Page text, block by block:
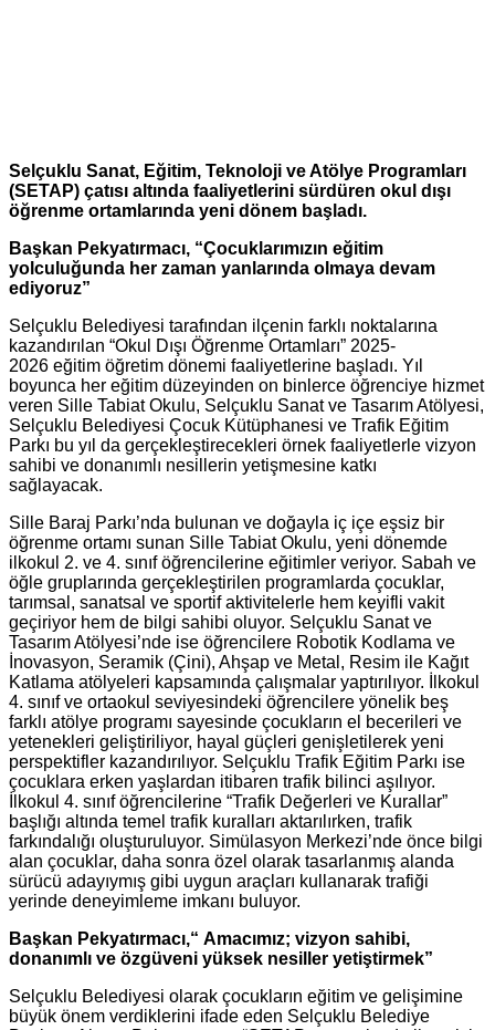
Selçuklu Sanat, Eğitim, Teknoloji ve Atölye Programları
(SETAP) çatısı altında faaliyetlerini sürdüren okul dışı
öğrenme ortamlarında yeni dönem başladı.
Başkan Pekyatırmacı, “Çocuklarımızın eğitim
yolculuğunda her zaman yanlarında olmaya devam
ediyoruz”
Selçuklu Belediyesi tarafından ilçenin farklı noktalarına
kazandırılan “Okul Dışı Öğrenme Ortamları” 2025-
2026 eğitim öğretim dönemi faaliyetlerine başladı. Yıl
boyunca her eğitim düzeyinden on binlerce öğrenciye hizmet
veren Sille Tabiat Okulu, Selçuklu Sanat ve Tasarım Atölyesi,
Selçuklu Belediyesi Çocuk Kütüphanesi ve Trafik Eğitim
Parkı bu yıl da gerçekleştirecekleri örnek faaliyetlerle vizyon
sahibi ve donanımlı nesillerin yetişmesine katkı
sağlayacak.
Sille Baraj Parkı’nda bulunan ve doğayla iç içe eşsiz bir
öğrenme ortamı sunan Sille Tabiat Okulu, yeni dönemde
ilkokul 2. ve 4. sınıf öğrencilerine eğitimler veriyor. Sabah ve
öğle gruplarında gerçekleştirilen programlarda çocuklar,
tarımsal, sanatsal ve sportif aktivitelerle hem keyifli vakit
geçiriyor hem de bilgi sahibi oluyor. Selçuklu Sanat ve
Tasarım Atölyesi’nde ise öğrencilere Robotik Kodlama ve
İnovasyon, Seramik (Çini), Ahşap ve Metal, Resim ile Kağıt
Katlama atölyeleri kapsamında çalışmalar yaptırılıyor. İlkokul
4. sınıf ve ortaokul seviyesindeki öğrencilere yönelik beş
farklı atölye programı sayesinde çocukların el becerileri ve
yetenekleri geliştiriliyor, hayal güçleri genişletilerek yeni
perspektifler kazandırılıyor. Selçuklu Trafik Eğitim Parkı ise
çocuklara erken yaşlardan itibaren trafik bilinci aşılıyor.
İlkokul 4. sınıf öğrencilerine “Trafik Değerleri ve Kurallar”
başlığı altında temel trafik kuralları aktarılırken, trafik
farkındalığı oluşturuluyor. Simülasyon Merkezi’nde önce bilgi
alan çocuklar, daha sonra özel olarak tasarlanmış alanda
sürücü adayıymış gibi uygun araçları kullanarak trafiği
yerinde deneyimleme imkanı buluyor.
Başkan Pekyatırmacı,“ Amacımız; vizyon sahibi,
donanımlı ve özgüveni yüksek nesiller yetiştirmek”
Selçuklu Belediyesi olarak çocukların eğitim ve gelişimine
büyük önem verdiklerini ifade eden Selçuklu Belediye